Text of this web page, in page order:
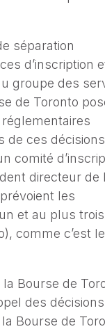
séparation
d’inscription
groupe des
de Toronto
de ces décisions
comité
directeur de
les
et au plus
comme c’est
Bourse de
des décisions
Bourse de